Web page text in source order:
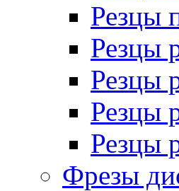
Резцы
Резцы
Резцы
Резцы
Резцы
Фрезы